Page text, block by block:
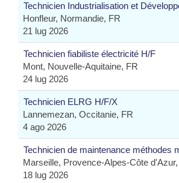
Technicien Industrialisation et
Honfleur, Normandie, FR
21 lug 2026
Technicien fiabiliste électricité H/F
Mont, Nouvelle-Aquitaine, FR
24 lug 2026
Technicien ELRG H/F/X
Lannemezan, Occitanie, FR
4 ago 2026
Technicien de maintenance méthodes
Marseille, Provence-Alpes-Côte
18 lug 2026